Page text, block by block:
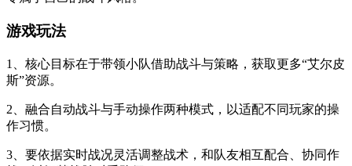
游戏玩法
1、核心目标在于带领小队借助战斗与策略，获取更多“艾尔皮
斯”资源。
2、融合自动战斗与手动操作两种模式，以适配不同玩家的操
作习惯。
3、要依据实时战况灵活调整战术，和队友相互配合、协同作